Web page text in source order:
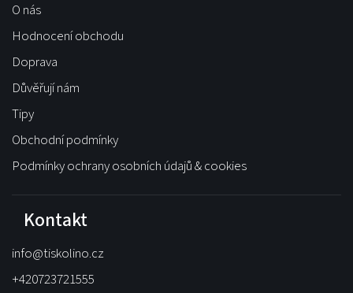
O nás
Hodnocení obchodu
Doprava
Důvěřují nám
Tipy
Obchodní podmínky
Podmínky ochrany osobních údajů & cookies
Kontakt
info@tiskolino.cz
+420723721555